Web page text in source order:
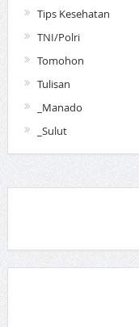
Tips Kesehatan
TNI/Polri
Tomohon
Tulisan
_Manado
_Sulut